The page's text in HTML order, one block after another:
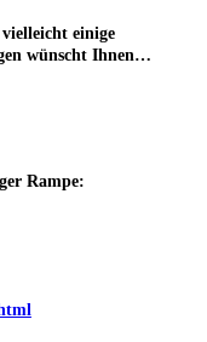
einige
wünscht Ihnen…
Rampe: